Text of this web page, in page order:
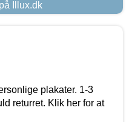
Illux.dk
plakater. 1-3
returret. Klik her for at